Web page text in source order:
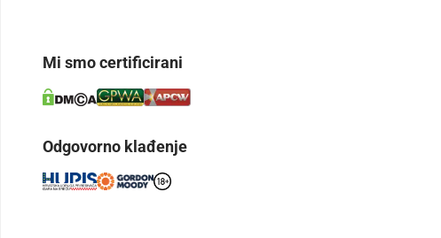
Mi smo certificirani
Odgovorno klađenje